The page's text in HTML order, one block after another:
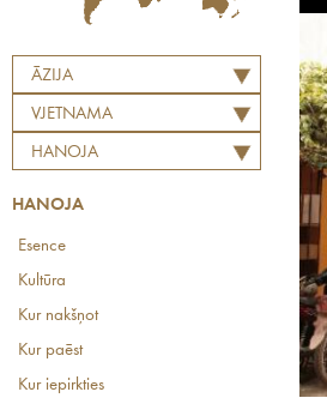
ĀZIJA
VJETNAMA
HANOJA
HANOJA
Esence
Kultūra
Kur nakšņot
Kur paēst
Kur iepirkties